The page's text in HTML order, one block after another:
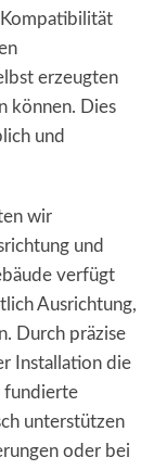
erzeugten
können. Dies
und
wir
und
verfügt
Ausrichtung,
Durch präzise
Installation die
fundierte
unterstützen
oder bei